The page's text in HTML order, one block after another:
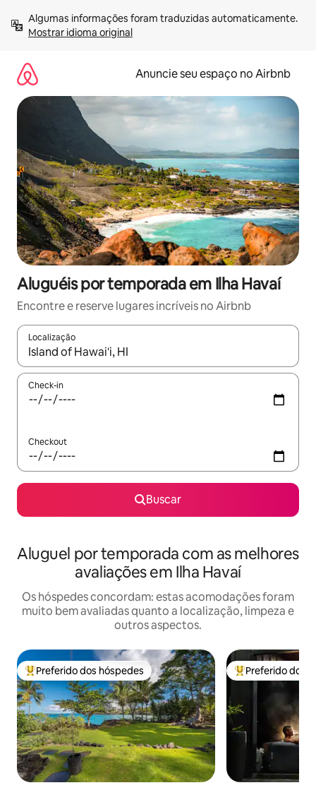
para
Mostrar idioma original
Anuncie seu espaço no Airbnb
Aluguéis por temporada em Ilha Havaí
Encontre e reserve lugares incríveis no Airbnb
Localização
Quando os resultados estiverem disponíveis, explore-os
Check-in
Checkout
Buscar
Aluguel por temporada com as melhores
avaliações em Ilha Havaí
Os hóspedes concordam: estas acomodações foram
muito bem avaliadas quanto a localização, limpeza e
outros aspectos.
Entre os melhores preferidos dos hóspedes
Preferido dos hóspedes Entre os
Preferido dos